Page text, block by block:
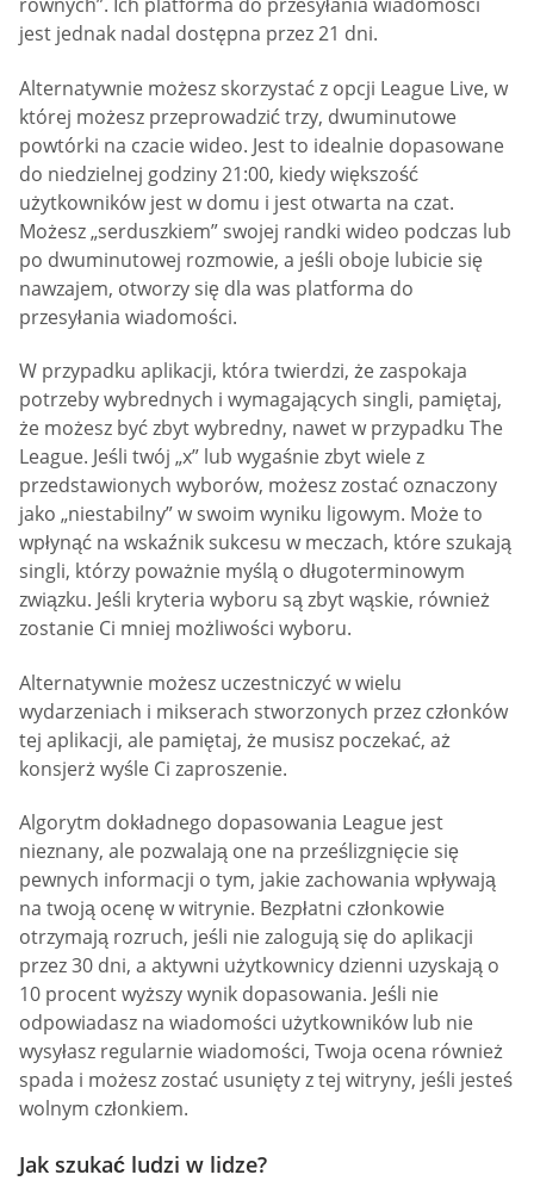
równych”. Ich platforma do przesyłania wiadomości
jest jednak nadal dostępna przez 21 dni.
Alternatywnie możesz skorzystać z opcji League Live, w
której możesz przeprowadzić trzy, dwuminutowe
powtórki na czacie wideo. Jest to idealnie dopasowane
do niedzielnej godziny 21:00, kiedy większość
użytkowników jest w domu i jest otwarta na czat.
Możesz „serduszkiem” swojej randki wideo podczas lub
po dwuminutowej rozmowie, a jeśli oboje lubicie się
nawzajem, otworzy się dla was platforma do
przesyłania wiadomości.
W przypadku aplikacji, która twierdzi, że zaspokaja
potrzeby wybrednych i wymagających singli, pamiętaj,
że możesz być zbyt wybredny, nawet w przypadku The
League. Jeśli twój „x” lub wygaśnie zbyt wiele z
przedstawionych wyborów, możesz zostać oznaczony
jako „niestabilny” w swoim wyniku ligowym. Może to
wpłynąć na wskaźnik sukcesu w meczach, które szukają
singli, którzy poważnie myślą o długoterminowym
związku. Jeśli kryteria wyboru są zbyt wąskie, również
zostanie Ci mniej możliwości wyboru.
Alternatywnie możesz uczestniczyć w wielu
wydarzeniach i mikserach stworzonych przez członków
tej aplikacji, ale pamiętaj, że musisz poczekać, aż
konsjerż wyśle Ci zaproszenie.
Algorytm dokładnego dopasowania League jest
nieznany, ale pozwalają one na prześlizgnięcie się
pewnych informacji o tym, jakie zachowania wpływają
na twoją ocenę w witrynie. Bezpłatni członkowie
otrzymają rozruch, jeśli nie zalogują się do aplikacji
przez 30 dni, a aktywni użytkownicy dzienni uzyskają o
10 procent wyższy wynik dopasowania. Jeśli nie
odpowiadasz na wiadomości użytkowników lub nie
wysyłasz regularnie wiadomości, Twoja ocena również
spada i możesz zostać usunięty z tej witryny, jeśli jesteś
wolnym członkiem.
Jak szukać ludzi w lidze?